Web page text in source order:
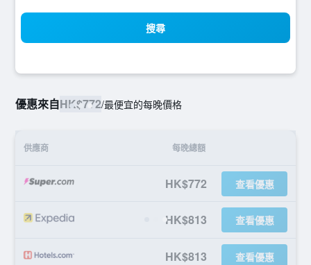
搜尋
優惠來自HK$772/最便宜的每晚價格
供應商 每晚總額
HK$772 查看優惠
HK$813 查看優惠
HK$813 查看優惠